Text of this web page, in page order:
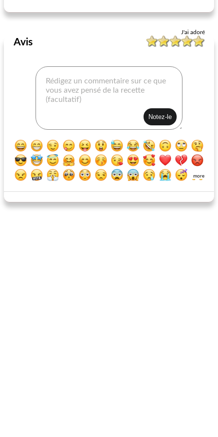
J'ai adoré
Avis
more